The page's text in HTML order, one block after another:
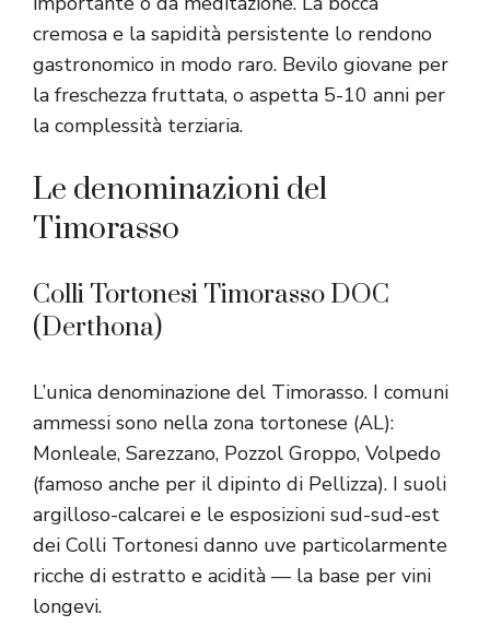
cremosa e la sapidità persistente lo rendono
gastronomico in modo raro. Bevilo giovane per
la freschezza fruttata, o aspetta 5-10 anni per
la complessità terziaria.
Le denominazioni del
Timorasso
Colli Tortonesi Timorasso DOC
(Derthona)
L’unica denominazione del Timorasso. I comuni
ammessi sono nella zona tortonese (AL):
Monleale, Sarezzano, Pozzol Groppo, Volpedo
(famoso anche per il dipinto di Pellizza). I suoli
argilloso-calcarei e le esposizioni sud-sud-est
dei Colli Tortonesi danno uve particolarmente
ricche di estratto e acidità — la base per vini
longevi.